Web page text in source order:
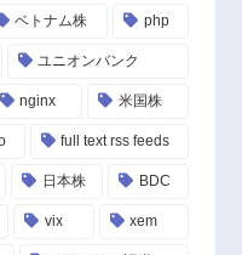
ベトナム株 php
ユニオンバンク
nginx 米国株
full text rss feeds
日本株 BDC
vix xem